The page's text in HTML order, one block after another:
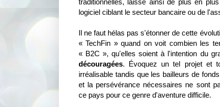
traditionnelles, laisse ainsi de plus en
logiciel ciblant le secteur bancaire ou de
Il ne faut hélas pas s'étonner de cette
« TechFin » quand on voit combien les
« B2C », qu'elles soient à l'intention du
découragées. Évoquez un tel projet et
irréalisable tandis que les bailleurs de
et la persévérance nécessaires ne sont
ce pays pour ce genre d'aventure difficile.